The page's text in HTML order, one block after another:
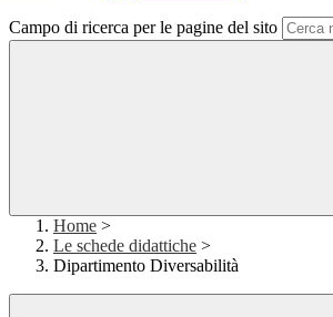
Campo di ricerca per le pagine del sito
Home >
Le schede didattiche >
Dipartimento Diversabilità